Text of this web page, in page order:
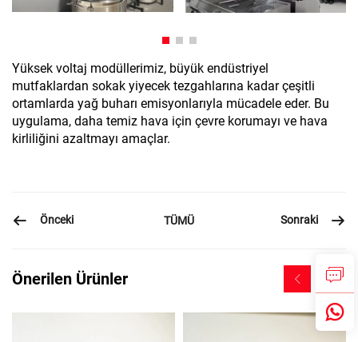
Yüksek voltaj modüllerimiz, büyük endüstriyel
mutfaklardan sokak yiyecek tezgahlarına kadar çeşitli
ortamlarda yağ buharı emisyonlarıyla mücadele eder. Bu
uygulama, daha temiz hava için çevre korumayı ve hava
kirliliğini azaltmayı amaçlar.
Önceki TÜMÜ Sonraki
Önerilen Ürünler